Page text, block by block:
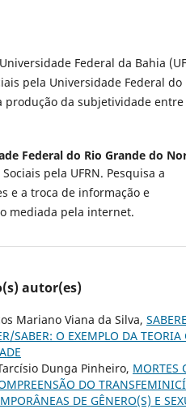
Federal da Bahia
pela Universidade Federal do
produção da subjetividade entre
Federal do Rio Grande do
pela UFRN. Pesquisa a
e a troca de informação e
mediada pela internet.
autor(es)
Mariano Viana da Silva,
SABER: O EXEMPLO DA TEORIA
Dunga Pinheiro, MORTES
DO
DE GÊNERO(S) E